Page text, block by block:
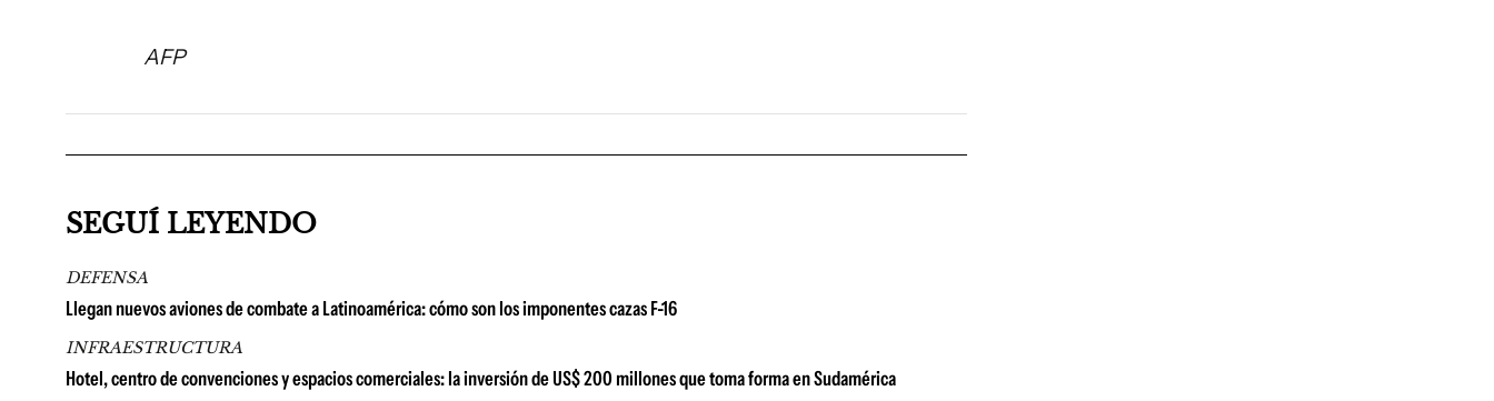
AFP
SEGUÍ LEYENDO
DEFENSA
Llegan nuevos aviones de combate a Latinoamérica: cómo son los imponentes cazas F-16
INFRAESTRUCTURA
Hotel, centro de convenciones y espacios comerciales: la inversión de US$ 200 millones que toma forma en Sudamérica